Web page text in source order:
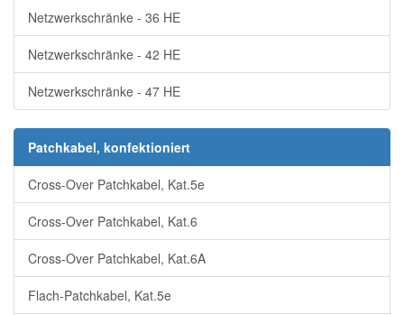
Netzwerkschränke - 36 HE
Netzwerkschränke - 42 HE
Netzwerkschränke - 47 HE
Patchkabel, konfektioniert
Cross-Over Patchkabel, Kat.5e
Cross-Over Patchkabel, Kat.6
Cross-Over Patchkabel, Kat.6A
Flach-Patchkabel, Kat.5e